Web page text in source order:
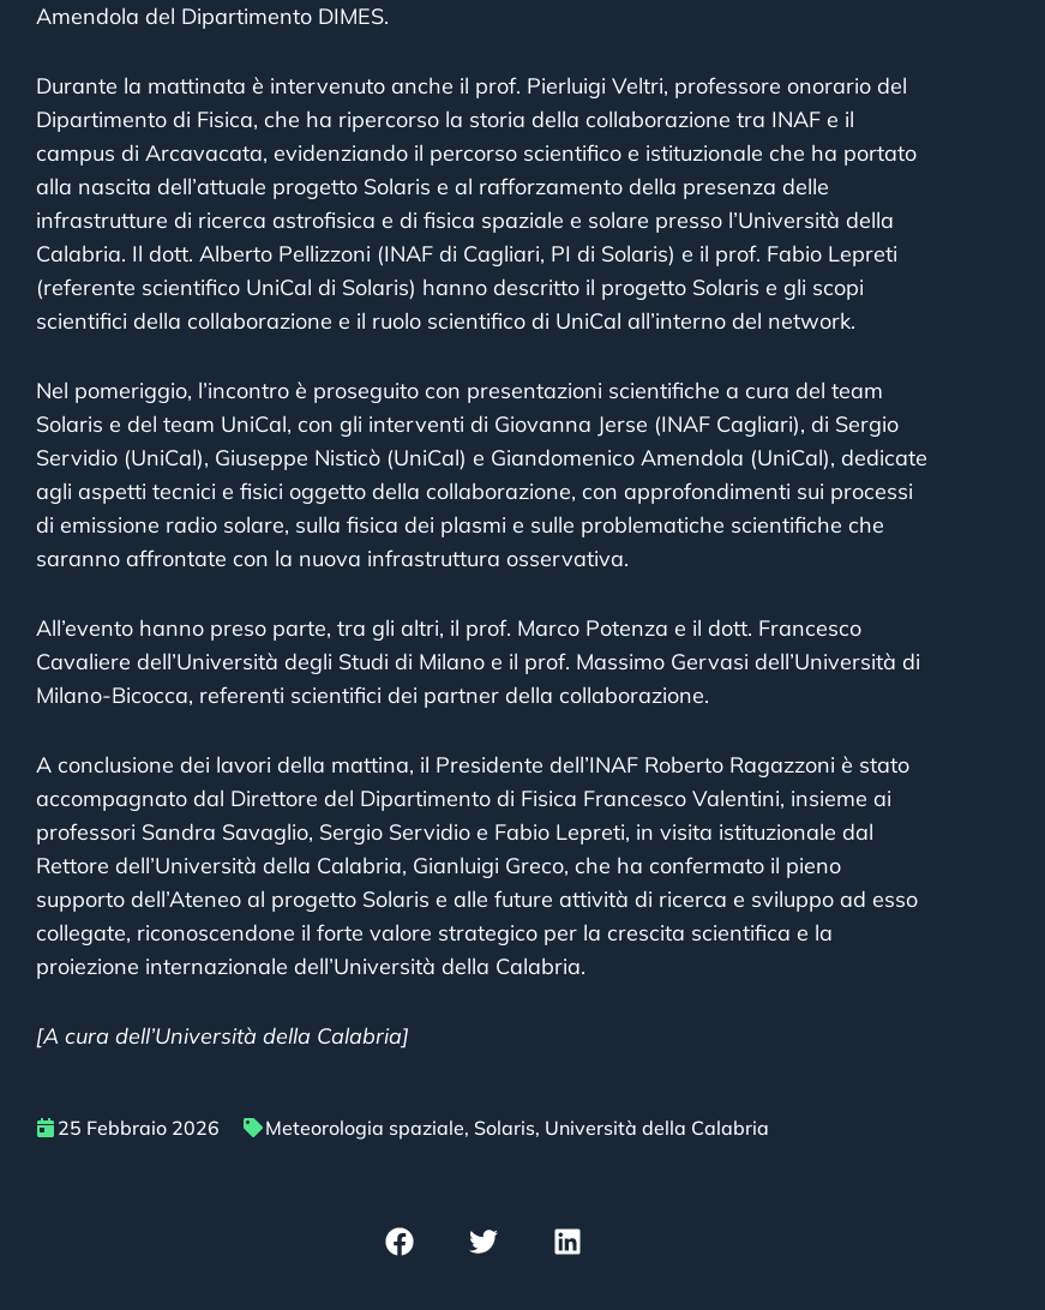
Amendola del Dipartimento DIMES.
Durante la mattinata è intervenuto anche il prof. Pierluigi Veltri, professore onorario del
Dipartimento di Fisica, che ha ripercorso la storia della collaborazione tra INAF e il
campus di Arcavacata, evidenziando il percorso scientifico e istituzionale che ha portato
alla nascita dell’attuale progetto Solaris e al rafforzamento della presenza delle
infrastrutture di ricerca astrofisica e di fisica spaziale e solare presso l’Università della
Calabria. Il dott. Alberto Pellizzoni (INAF di Cagliari, PI di Solaris) e il prof. Fabio Lepreti
(referente scientifico UniCal di Solaris) hanno descritto il progetto Solaris e gli scopi
scientifici della collaborazione e il ruolo scientifico di UniCal all’interno del network.
Nel pomeriggio, l’incontro è proseguito con presentazioni scientifiche a cura del team
Solaris e del team UniCal, con gli interventi di Giovanna Jerse (INAF Cagliari), di Sergio
Servidio (UniCal), Giuseppe Nisticò (UniCal) e Giandomenico Amendola (UniCal), dedicate
agli aspetti tecnici e fisici oggetto della collaborazione, con approfondimenti sui processi
di emissione radio solare, sulla fisica dei plasmi e sulle problematiche scientifiche che
saranno affrontate con la nuova infrastruttura osservativa.
All’evento hanno preso parte, tra gli altri, il prof. Marco Potenza e il dott. Francesco
Cavaliere dell’Università degli Studi di Milano e il prof. Massimo Gervasi dell’Università di
Milano-Bicocca, referenti scientifici dei partner della collaborazione.
A conclusione dei lavori della mattina, il Presidente dell’INAF Roberto Ragazzoni è stato
accompagnato dal Direttore del Dipartimento di Fisica Francesco Valentini, insieme ai
professori Sandra Savaglio, Sergio Servidio e Fabio Lepreti, in visita istituzionale dal
Rettore dell’Università della Calabria, Gianluigi Greco, che ha confermato il pieno
supporto dell’Ateneo al progetto Solaris e alle future attività di ricerca e sviluppo ad esso
collegate, riconoscendone il forte valore strategico per la crescita scientifica e la
proiezione internazionale dell’Università della Calabria.
[A cura dell’Università della Calabria]
25 Febbraio 2026 Meteorologia spaziale, Solaris, Università della Calabria